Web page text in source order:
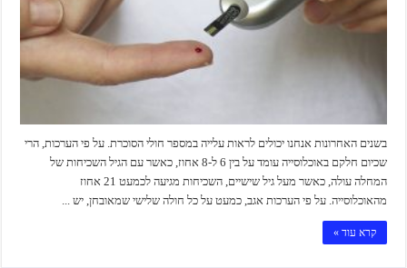
בשנים האחרונות אנחנו יכולים לראות עלייה במספר חולי הסוכרת. על פי הערכות, הרי
שכיום חלקם באוכלוסייה עומד על בין 6 ל-8 אחוז, כאשר עם הגיל השכיחות של
המחלה עולה, כאשר מעל גיל שישיים, השכיחות מגיעה לכמעט 21 אחוז
מהאוכלוסייה. על פי הערכות אגב, כמעט על כל חולה שלישי שמאובחן, יש ...
קרא עוד »